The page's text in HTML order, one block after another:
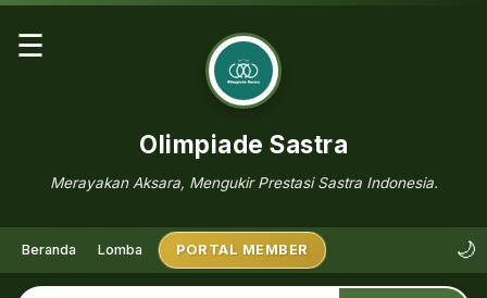
☰
Olimpiade Sastra
Merayakan Aksara, Mengukir Prestasi Sastra Indonesia.
Beranda Lomba PORTAL MEMBER 🌙